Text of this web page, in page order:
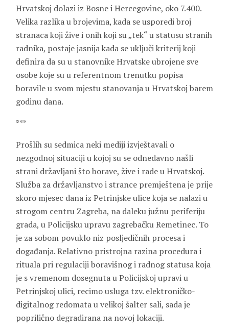
Hrvatskoj dolazi iz Bosne i Hercegovine, oko 7.400.
Velika razlika u brojevima, kada se usporedi broj
stranaca koji žive i onih koji su „tek“ u statusu stranih
radnika, postaje jasnija kada se uključi kriterij koji
definira da su u stanovnike Hrvatske ubrojene sve
osobe koje su u referentnom trenutku popisa
boravile u svom mjestu stanovanja u Hrvatskoj barem
godinu dana.
***
Prošlih su sedmica neki mediji izvještavali o
nezgodnoj situaciji u kojoj su se odnedavno našli
strani državljani što borave, žive i rade u Hrvatskoj.
Služba za državljanstvo i strance premještena je prije
skoro mjesec dana iz Petrinjske ulice koja se nalazi u
strogom centru Zagreba, na daleku južnu periferiju
grada, u Policijsku upravu zagrebačku Remetinec. To
je za sobom povuklo niz posljedičnih procesa i
događanja. Relativno pristrojna razina procedura i
rituala pri regulaciji boravišnog i radnog statusa koja
je s vremenom dosegnuta u Policijskoj upravi u
Petrinjskoj ulici, recimo usluga tzv. elektroničko-
digitalnog redomata u velikoj šalter sali, sada je
poprilično degradirana na novoj lokaciji.